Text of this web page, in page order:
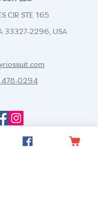
CIR STE 165
33327-2296, USA
478-0294